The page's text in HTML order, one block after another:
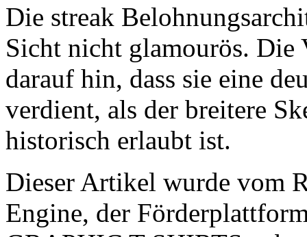
Die streak
Sicht nicht glamourös. Die
darauf hin, dass sie eine
verdient, als der breitere
historisch erlaubt ist.
Dieser Artikel wurde vom
Engine, der